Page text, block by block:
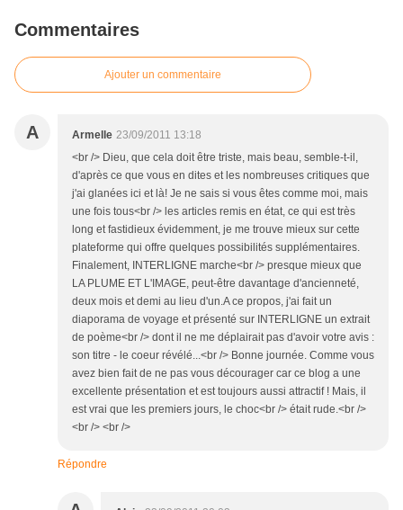
Commentaires
Ajouter un commentaire
A Armelle 23/09/2011 13:18
<br /> Dieu, que cela doit être triste, mais beau, semble-t-il,
d'après ce que vous en dites et les nombreuses critiques que
j'ai glanées ici et là! Je ne sais si vous êtes comme moi, mais
une fois tous<br /> les articles remis en état, ce qui est très
long et fastidieux évidemment, je me trouve mieux sur cette
plateforme qui offre quelques possibilités supplémentaires.
Finalement, INTERLIGNE marche<br /> presque mieux que
LA PLUME ET L'IMAGE, peut-être davantage d'ancienneté,
deux mois et demi au lieu d'un.A ce propos, j'ai fait un
diaporama de voyage et présenté sur INTERLIGNE un extrait
de poème<br /> dont il ne me déplairait pas d'avoir votre avis :
son titre - le coeur révélé...<br /> Bonne journée. Comme vous
avez bien fait de ne pas vous décourager car ce blog a une
excellente présentation et est toujours aussi attractif ! Mais, il
est vrai que les premiers jours, le choc<br /> était rude.<br />
<br /> <br />
Répondre